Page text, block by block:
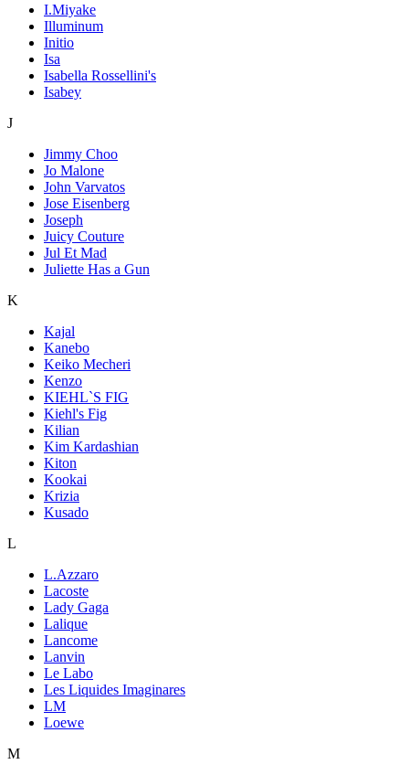
I.Miyake
Illuminum
Initio
Isa
Isabella Rossellini's
Isabey
J
Jimmy Choo
Jo Malone
John Varvatos
Jose Eisenberg
Joseph
Juicy Couture
Jul Et Mad
Juliette Has a Gun
K
Kajal
Kanebo
Keiko Mecheri
Kenzo
KIEHL`S FIG
Kiehl's Fig
Kilian
Kim Kardashian
Kiton
Kookai
Krizia
Kusado
L
L.Azzaro
Lacoste
Lady Gaga
Lalique
Lancome
Lanvin
Le Labo
Les Liquides Imaginares
LM
Loewe
M